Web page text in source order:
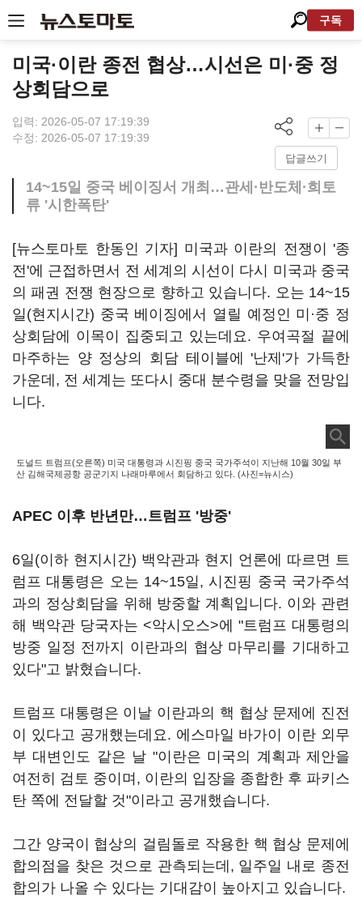
구독
미국·이란 종전 협상…시선은 미·중 정
상회담으로
입력: 2026-05-07 17:19:39
수정: 2026-05-07 17:19:39
답글쓰기
14~15일 중국 베이징서 개최…관세·반도체·희토
류 '시한폭탄'
[뉴스토마토 한동인 기자] 미국과 이란의 전쟁이 '종
전'에 근접하면서 전 세계의 시선이 다시 미국과 중국
의 패권 전쟁 현장으로 향하고 있습니다. 오는 14~15
일(현지시간) 중국 베이징에서 열릴 예정인 미·중 정
상회담에 이목이 집중되고 있는데요. 우여곡절 끝에
마주하는 양 정상의 회담 테이블에 '난제'가 가득한
가운데, 전 세계는 또다시 중대 분수령을 맞을 전망입
니다.
도널드 트럼프(오른쪽) 미국 대통령과 시진핑 중국 국가주석이 지난해 10월 30일 부
산 김해국제공항 공군기지 나래마루에서 회담하고 있다. (사진=뉴시스)
APEC 이후 반년만…트럼프 '방중'
6일(이하 현지시간) 백악관과 현지 언론에 따르면 트
럼프 대통령은 오는 14~15일, 시진핑 중국 국가주석
과의 정상회담을 위해 방중할 계획입니다. 이와 관련
해 백악관 당국자는 <악시오스>에 "트럼프 대통령의
방중 일정 전까지 이란과의 협상 마무리를 기대하고
있다"고 밝혔습니다.
트럼프 대통령은 이날 이란과의 핵 협상 문제에 진전
이 있다고 공개했는데요. 에스마일 바가이 이란 외무
부 대변인도 같은 날 "이란은 미국의 계획과 제안을
여전히 검토 중이며, 이란의 입장을 종합한 후 파키스
탄 쪽에 전달할 것"이라고 공개했습니다.
그간 양국이 협상의 걸림돌로 작용한 핵 협상 문제에
합의점을 찾은 것으로 관측되는데, 일주일 내로 종전
합의가 나올 수 있다는 기대감이 높아지고 있습니다.